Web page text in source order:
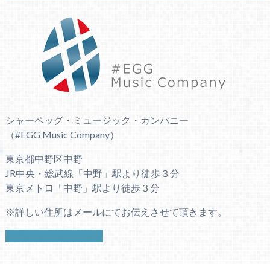
シャーペッグ・ミュージック・カンパニー
（#EGG Music Company）
東京都中野区中野
JR中央・総武線「中野」駅より徒歩３分
東京メトロ「中野」駅より徒歩３分
※詳しい住所はメールにてお伝えさせて頂きます。